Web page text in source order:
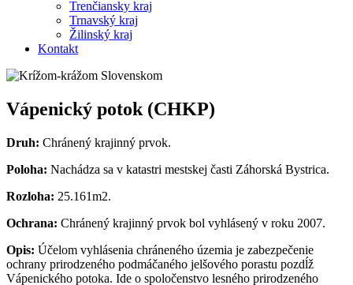
Trenčiansky kraj
Trnavský kraj
Žilinský kraj
Kontakt
Vápenický potok (CHKP)
Druh: Chránený krajinný prvok.
Poloha: Nachádza sa v katastri mestskej časti Záhorská Bystrica.
Rozloha: 25.161m2.
Ochrana: Chránený krajinný prvok bol vyhlásený v roku 2007.
Opis: Účelom vyhlásenia chráneného územia je zabezpečenie
ochrany prirodzeného podmáčaného jelšového porastu pozdĺž
Vápenického potoka. Ide o spoločenstvo lesného prirodzeného